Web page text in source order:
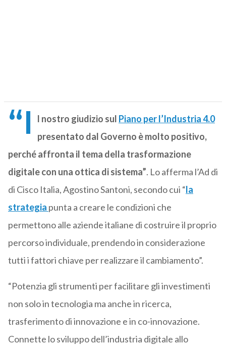
“I l nostro giudizio sul Piano per l’Industria 4.0
presentato dal Governo è molto positivo,
perché affronta il tema della trasformazione
digitale con una ottica di sistema”. Lo afferma l’Ad di
di Cisco Italia, Agostino Santoni, secondo cui “la
strategia punta a creare le condizioni che
permettono alle aziende italiane di costruire il proprio
percorso individuale, prendendo in considerazione
tutti i fattori chiave per realizzare il cambiamento”.
“Potenzia gli strumenti per facilitare gli investimenti
non solo in tecnologia ma anche in ricerca,
trasferimento di innovazione e in co-innovazione.
Connette lo sviluppo dell’industria digitale allo